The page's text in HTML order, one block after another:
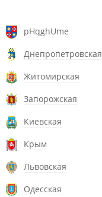
pHqghUme
Днепропетровская
Житомирская
Запорожская
Киевская
Крым
Львовская
Одесская